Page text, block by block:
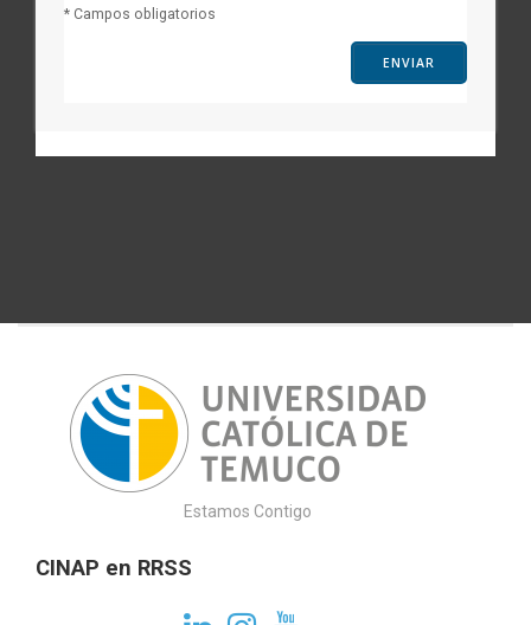
* Campos obligatorios
Estamos Contigo
CINAP en RRSS